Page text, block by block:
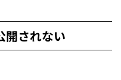
開されない